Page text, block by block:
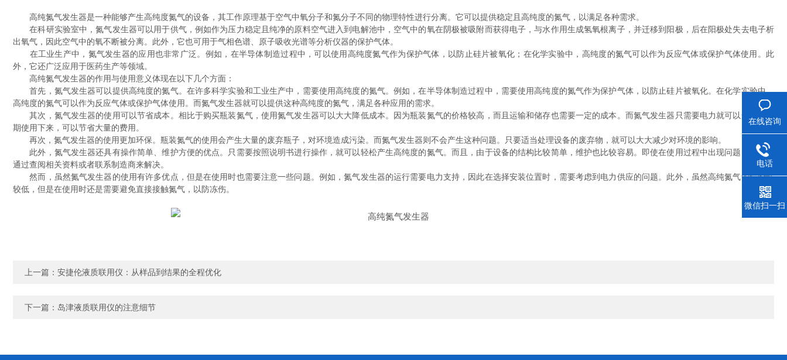
高纯氮气发生器是一种能够产生高纯度氮气的设备，其工作原理基于空气中氧分子和氮分子不同的物理特性进行分离。它可以提供稳定且高纯度的氮气，以满足各种需求。
在科研实验室中，氮气发生器可以用于供气，例如作为压力稳定且纯净的原料空气进入到电解池中，空气中的氧在阴极被吸附而获得电子，与水作用生成氢氧根离子，并迁移到阳极，后在阳极处失去电子析
出氧气，因此空气中的氧不断被分离。此外，它也可用于气相色谱、原子吸收光谱等分析仪器的保护气体。
在工业生产中，氮气发生器的应用也非常广泛。例如，在半导体制造过程中，可以使用高纯度氮气作为保护气体，以防止硅片被氧化；在化学实验中，高纯度的氮气可以作为反应气体或保护气体使用。此
外，它还广泛应用于医药生产等领域。
高纯氮气发生器的作用与使用意义体现在以下几个方面：
首先，氮气发生器可以提供高纯度的氮气。在许多科学实验和工业生产中，需要使用高纯度的氮气。例如，在半导体制造过程中，需要使用高纯度的氮气作为保护气体，以防止硅片被氧化。在化学实验中，
高纯度的氮气可以作为反应气体或保护气体使用。而氮气发生器就可以提供这种高纯度的氮气，满足各种应用的需求。
其次，氮气发生器的使用可以节省成本。相比于购买瓶装氮气，使用氮气发生器可以大大降低成本。因为瓶装氮气的价格较高，而且运输和储存也需要一定的成本。而氮气发生器只需要电力就可以运行，长
期使用下来，可以节省大量的费用。
再次，氮气发生器的使用更加环保。瓶装氮气的使用会产生大量的废弃瓶子，对环境造成污染。而氮气发生器则不会产生这种问题。只要适当处理设备的废弃物，就可以大大减少对环境的影响。
此外，氮气发生器还具有操作简单、维护方便的优点。只需要按照说明书进行操作，就可以轻松产生高纯度的氮气。而且，由于设备的结构比较简单，维护也比较容易。即使在使用过程中出现问题，也可以
通过查阅相关资料或者联系制造商来解决。
然而，虽然氮气发生器的使用有许多优点，但是在使用时也需要注意一些问题。例如，氮气发生器的运行需要电力支持，因此在选择安装位置时，需要考虑到电力供应的问题。此外，虽然高纯氮气的危险性
较低，但是在使用时还是需要避免直接接触氮气，以防冻伤。
上一篇： 安捷伦液质联用仪：从样品到结果的全程优化
下一篇： 岛津液质联用仪的注意细节
在线咨询
电话
微信扫一扫